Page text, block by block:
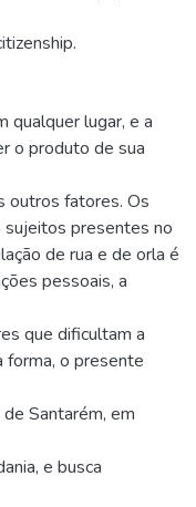
qualquer lugar, e a
o produto de sua
outros fatores. Os
sujeitos presentes no
de rua e de orla é
pessoais, a
que dificultam a
forma, o presente
Santarém, em
e busca